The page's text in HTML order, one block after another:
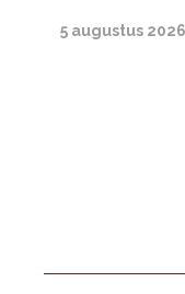
5 augustus 2026